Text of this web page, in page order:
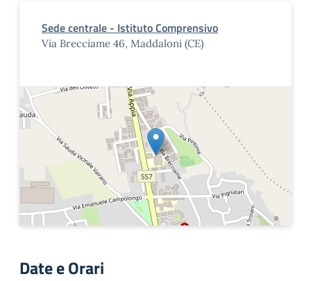
Sede centrale - Istituto Comprensivo
Via Brecciame 46, Maddaloni (CE)
Date e Orari